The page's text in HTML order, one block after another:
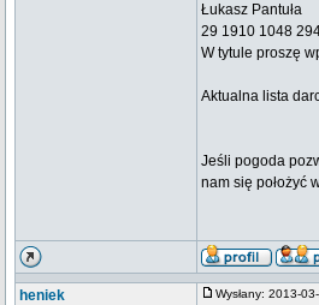
Łukasz Pantuła
29 1910 1048
W tytule proszę
Aktualna lista
Jeśli pogoda
nam się położyć
heniek Wysłany: 2013-